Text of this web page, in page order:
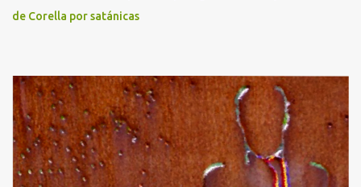
de Corella por satánicas